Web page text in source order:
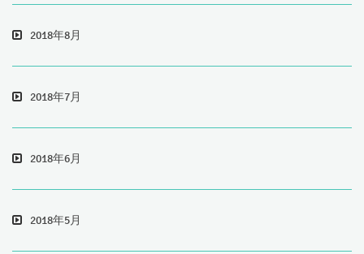
2018年8月
2018年7月
2018年6月
2018年5月